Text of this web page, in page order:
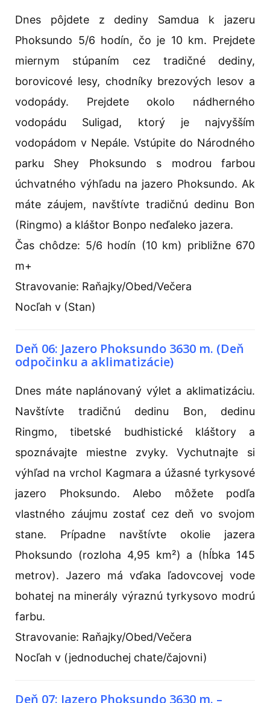
Dnes pôjdete z dediny Samdua k jazeru
Phoksundo 5/6 hodín, čo je 10 km. Prejdete
miernym stúpaním cez tradičné dediny,
borovicové lesy, chodníky brezových lesov a
vodopády. Prejdete okolo nádherného
vodopádu Suligad, ktorý je najvyšším
vodopádom v Nepále. Vstúpite do Národného
parku Shey Phoksundo s modrou farbou
úchvatného výhľadu na jazero Phoksundo. Ak
máte záujem, navštívte tradičnú dedinu Bon
(Ringmo) a kláštor Bonpo neďaleko jazera.
Čas chôdze: 5/6 hodín (10 km) približne 670
m+
Stravovanie: Raňajky/Obed/Večera
Nocľah v (Stan)
Deň 06: Jazero Phoksundo 3630 m. (Deň
odpočinku a aklimatizácie)
Dnes máte naplánovaný výlet a aklimatizáciu.
Navštívte tradičnú dedinu Bon, dedinu
Ringmo, tibetské budhistické kláštory a
spoznávajte miestne zvyky. Vychutnajte si
výhľad na vrchol Kagmara a úžasné tyrkysové
jazero Phoksundo. Alebo môžete podľa
vlastného záujmu zostať cez deň vo svojom
stane. Prípadne navštívte okolie jazera
Phoksundo (rozloha 4,95 km²) a (hĺbka 145
metrov). Jazero má vďaka ľadovcovej vode
bohatej na minerály výraznú tyrkysovo modrú
farbu.
Stravovanie: Raňajky/Obed/Večera
Nocľah v (jednoduchej chate/čajovni)
Deň 07: Jazero Phoksundo 3630 m. –